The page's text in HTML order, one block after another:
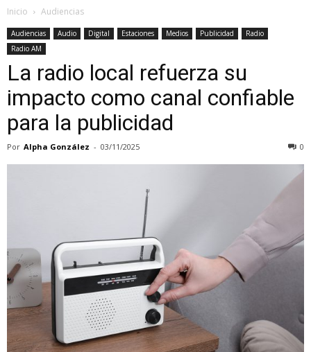
Inicio Audiencias
Audiencias Audio Digital Estaciones Medios Publicidad
Radio
Radio AM
La radio local refuerza su
impacto como canal confiable
para la publicidad
Por Alpha González - 03/11/2025 0